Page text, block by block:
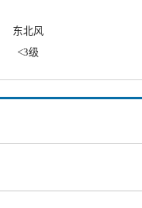
东北风
<3级